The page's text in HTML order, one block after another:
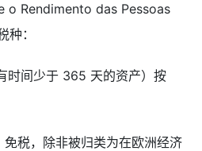
o Rendimento das Pessoas
：
时间少于 365 天的资产）按
税，除非被归类为在欧洲经济